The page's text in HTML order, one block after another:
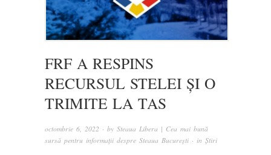
FRF A RESPINS
RECURSUL STELEI ȘI O
TRIMITE LA TAS
octombrie 6, 2022 · by Steaua Libera | Cea mai bună
sursă pentru informații despre Steaua București · in Știri